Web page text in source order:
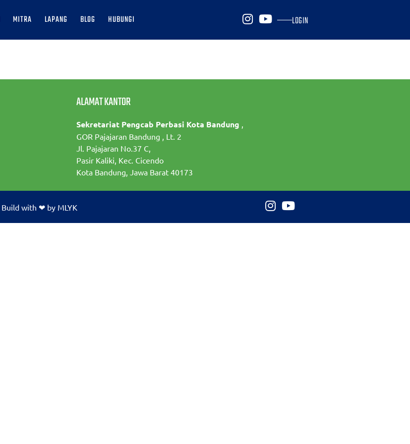
MITRA LAPANG BLOG HUBUNGI LOGIN
ALAMAT KANTOR
Sekretariat Pengcab Perbasi Kota Bandung ,
GOR Pajajaran Bandung , Lt. 2
Jl. Pajajaran No.37 C,
Pasir Kaliki, Kec. Cicendo
Kota Bandung, Jawa Barat 40173
Build with ❤ by MLYK